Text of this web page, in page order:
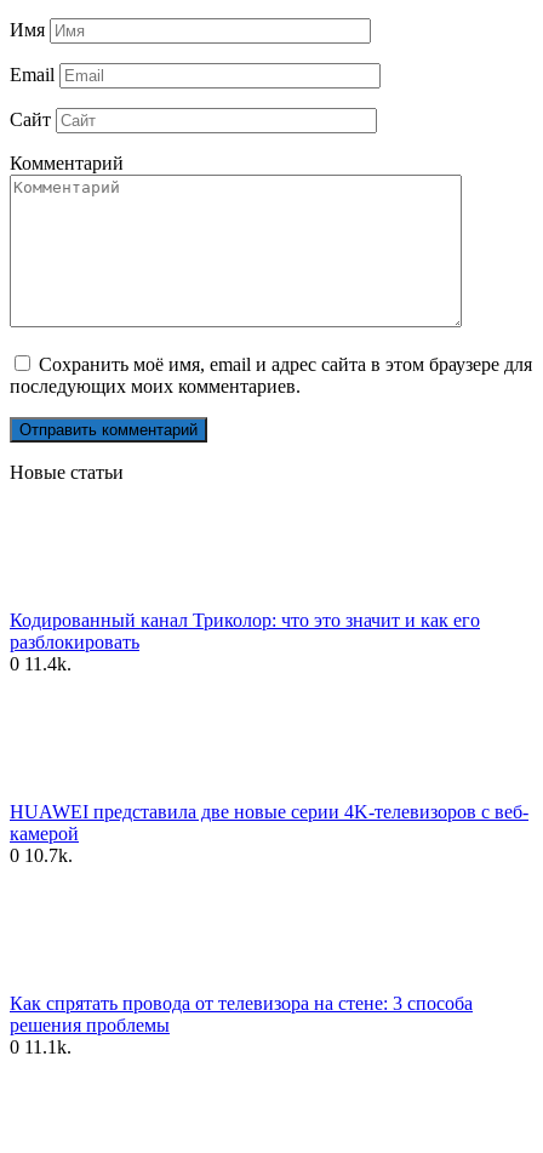
Имя
Email
Сайт
Комментарий
Сохранить моё имя, email и адрес сайта в этом браузере для
последующих моих комментариев.
Новые статьи
Кодированный канал Триколор: что это значит и как его
разблокировать
0 11.4k.
HUAWEI представила две новые серии 4K-телевизоров с веб-
камерой
0 10.7k.
Как спрятать провода от телевизора на стене: 3 способа
решения проблемы
0 11.1k.